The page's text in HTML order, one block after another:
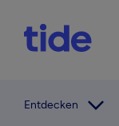
Entdecken arrow_forward_ios